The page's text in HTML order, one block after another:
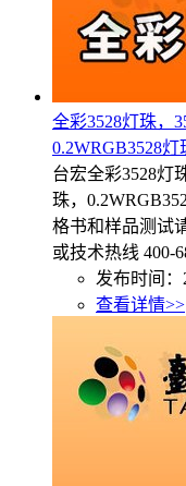
全彩3528灯珠，
0.2WRGB3528
台宏全彩3528灯
珠，
格书和样品测试
或技术热线 400-
发布时间：
查看详情>>